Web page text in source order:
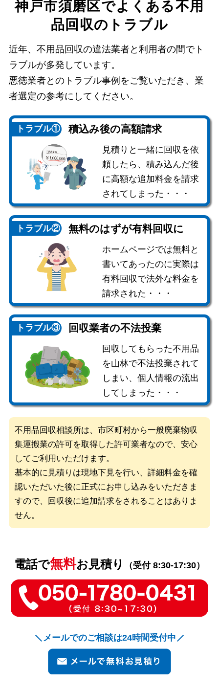
神戸市須磨区でよくある不用
品回収のトラブル
近年、不用品回収の違法業者と利用者の間でト
ラブルが多発しています。
悪徳業者とのトラブル事例をご覧いただき、業
者選定の参考にしてください。
トラブル① 積込み後の高額請求
見積りと一緒に回収を依
頼したら、積み込んだ後
に高額な追加料金を請求
されてしまった・・・
トラブル② 無料のはずが有料回収に
ホームページでは無料と
書いてあったのに実際は
有料回収で法外な料金を
請求された・・・
トラブル③ 回収業者の不法投棄
回収してもらった不用品
を山林で不法投棄されて
しまい、個人情報の流出
してしまった・・・
不用品回収相談所は、市区町村から一般廃棄物収
集運搬業の許可を取得した許可業者なので、安心
してご利用いただけます。
基本的に見積りは現地下見を行い、詳細料金を確
認いただいた後に正式にお申し込みをいただきま
すので、回収後に追加請求をされることはありま
せん。
電話で無料お見積り （受付 8:30-17:30）
メールでのご相談は24時間受付中